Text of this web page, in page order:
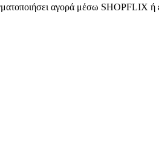
αγορά μέσω SHOPFLIX ή